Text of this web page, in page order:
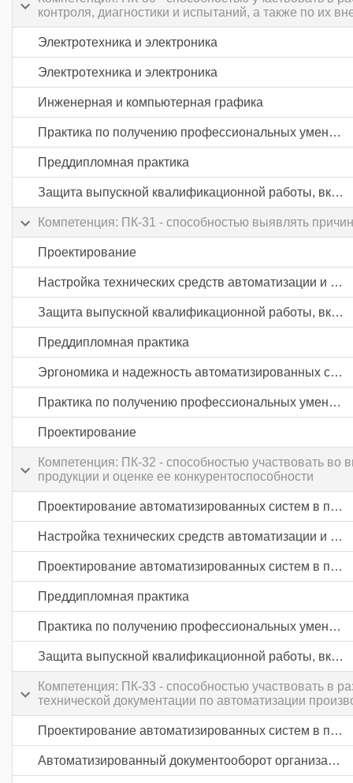
контроля, диагностики и испытаний, а также по их
Электротехника и электроника
Электротехника и электроника
Инженерная и компьютерная графика
Практика по получению профессиональных умений и опыта профессиональной деятельности
Преддипломная практика
Защита выпускной квалификационной работы, включая подготовку к процедуре защиты и процедуру защиты
Компетенция: ПК-31 - способностью выявлять
Проектирование
Настройка технических средств автоматизации и управления
Защита выпускной квалификационной работы, включая подготовку к процедуре защиты и процедуру защиты
Преддипломная практика
Эргономика и надежность автоматизированных систем
Практика по получению профессиональных умений и опыта профессиональной деятельности
Проектирование
Компетенция: ПК-32 - способностью участвовать во
продукции и оценке ее конкурентоспособности
Проектирование автоматизированных систем в пищевой промышленности и отраслях агропромышленного комплекса
Настройка технических средств автоматизации и управления
Проектирование автоматизированных систем в пищевой промышленности и отраслях агропромышленного комплекса
Преддипломная практика
Практика по получению профессиональных умений и опыта профессиональной деятельности
Защита выпускной квалификационной работы, включая подготовку к процедуре защиты и процедуру защиты
Компетенция: ПК-33 - способностью участвовать в
технической документации по автоматизации
Проектирование автоматизированных систем в пищевой промышленности и отраслях агропромышленного комплекса
Автоматизированный документооборот организации